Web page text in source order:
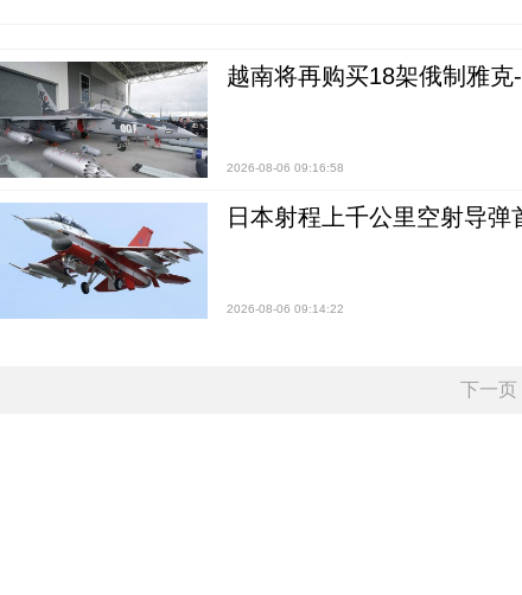
越南将再购买18架俄制雅克
2026-08-06 09:16:58
日本射程上千公里空射导
2026-08-06 09:14:22
下一页